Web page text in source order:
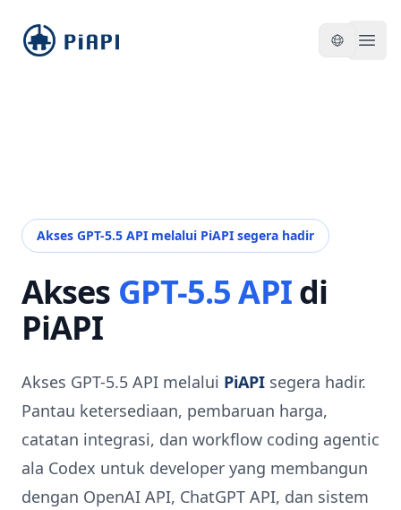
piapi
Akses GPT-5.5 API melalui PiAPI segera hadir
Akses GPT-5.5 APIdi
PiAPI
Akses GPT-5.5 API melalui PiAPI segera hadir.
Pantau ketersediaan, pembaruan harga,
catatan integrasi, dan workflow coding agentic
ala Codex untuk developer yang membangun
dengan OpenAI API, ChatGPT API, dan sistem